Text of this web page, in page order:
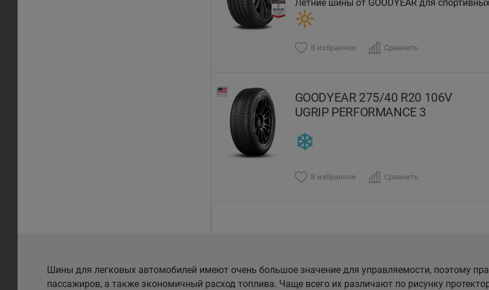
Летние шины от GOODYEAR для
электромобилей.
В избранное Сравнить
GOODYEAR 275/40 R20 106V
UGRIP PERFORMANCE 3
В избранное Сравнить
Шины для легковых автомобилей имеют очень большое значение для управляемости, поэтому
пассажиров, а также экономичный расход топлива. Чаще всего их различают по рисунку